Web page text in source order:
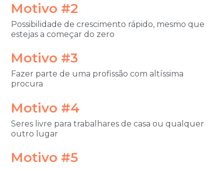
Motivo #2
Possibilidade de crescimento rápido, mesmo que
estejas a começar do zero
Motivo #3
Fazer parte de uma profissão com altíssima
procura
Motivo #4
Seres livre para trabalhares de casa ou qualquer
outro lugar
Motivo #5